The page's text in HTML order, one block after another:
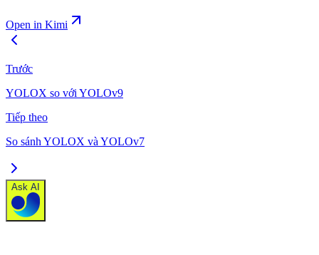
Open in Kimi
Trước
YOLOX so với YOLOv9
Tiếp theo
So sánh YOLOX và YOLOv7
Ask AI